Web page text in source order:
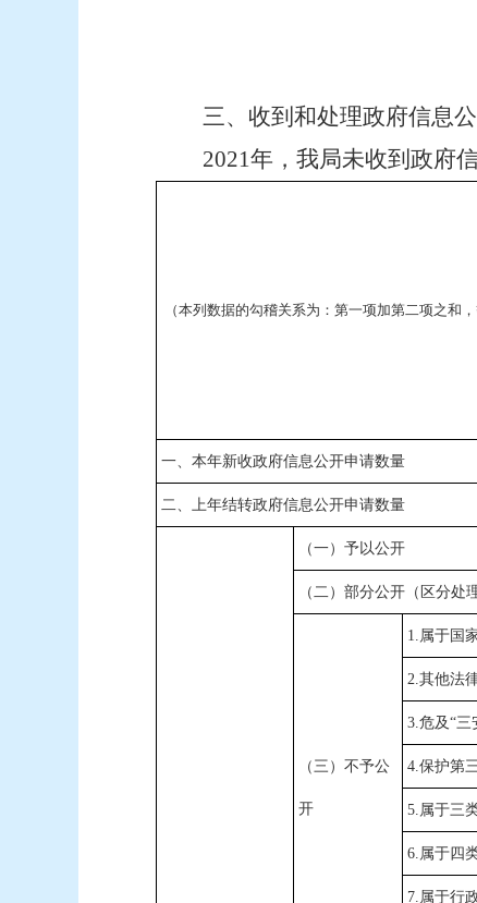
三、收到和处理政府信息
2021年，我局未收到政府
（本列数据的勾稽关系为：第一项加第二项之和
一、本年新收政府信息公开申请数量
二、上年结转政府信息公开申请数量
（一）予以公开
（二）部分公开（区分处
（三）不予公
开
1. 属于国
2.其他法
3.危及“三
4.保护第
5. 属于三
6. 属于四
7. 属于行